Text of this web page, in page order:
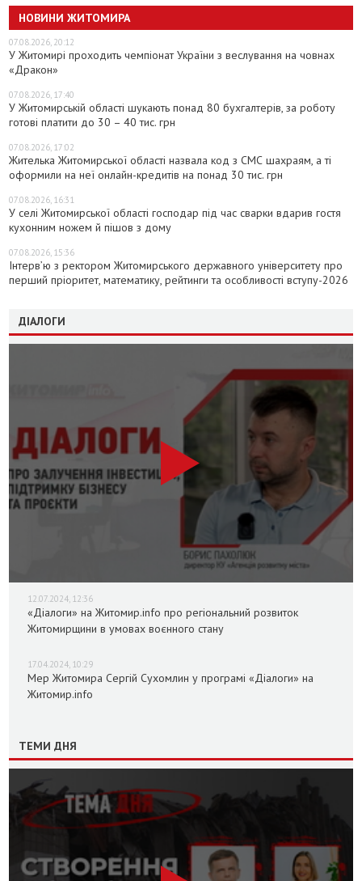
НОВИНИ ЖИТОМИРА
07.08.2026, 20:12
У Житомирі проходить чемпіонат України з веслування на човнах
«Дракон»
07.08.2026, 17:40
У Житомирській області шукають понад 80 бухгалтерів, за роботу
готові платити до 30 – 40 тис. грн
07.08.2026, 17:02
Жителька Житомирської області назвала код з СМС шахраям, а ті
оформили на неї онлайн-кредитів на понад 30 тис. грн
07.08.2026, 16:31
У селі Житомирської області господар під час сварки вдарив гостя
кухонним ножем й пішов з дому
07.08.2026, 15:36
Інтерв’ю з ректором Житомирського державного університету про
перший пріоритет, математику, рейтинги та особливості вступу-2026
ДІАЛОГИ
12.07.2024, 12:36
«Діалоги» на Житомир.info про регіональний розвиток
Житомирщини в умовах воєнного стану
17.04.2024, 10:29
Мер Житомира Сергій Сухомлин у програмі «Діалоги» на
Житомир.info
ТЕМИ ДНЯ